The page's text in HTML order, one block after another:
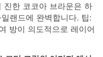
진한 코코아 브라운은 하
랜드에 완벽합니다. 팁:
방이 의도적으로 레이어